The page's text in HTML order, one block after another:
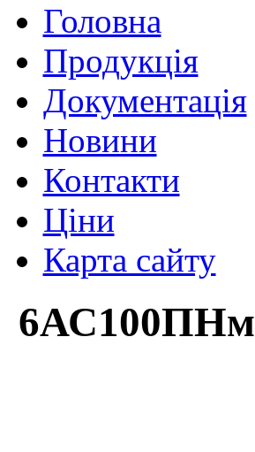
Головна
Продукція
Документація
Новини
Контакти
Ціни
Карта сайту
6АС100ПНм